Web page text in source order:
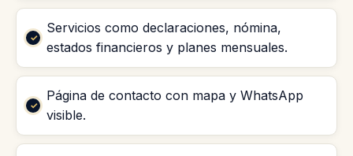
Servicios como declaraciones, nómina,
estados financieros y planes mensuales.
Página de contacto con mapa y WhatsApp
visible.